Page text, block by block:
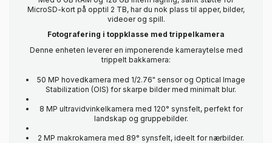
MicroSD-kort på opptil 2 TB, har du nok plass til apper, bilder,
videoer og spill.
Fotografering i toppklasse med trippelkamera
Denne enheten leverer en imponerende kameraytelse med
trippelt bakkamera:
50 MP hovedkamera med 1/2.76" sensor og Optical Image
Stabilization (OIS) for skarpe bilder med minimalt blur.
8 MP ultravidvinkelkamera med 120° synsfelt, perfekt for
landskap og gruppebilder.
2 MP makrokamera med 89° synsfelt, ideelt for nærbilder.